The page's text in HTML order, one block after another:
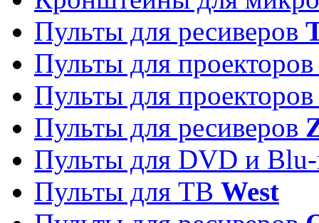
Пульты для ресиверов
Пульты для
Пульты для
Пульты для ресиверов
Пульты для DVD и
Пульты для ТВ West